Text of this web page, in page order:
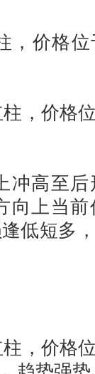
价格位
，价格
高至后
向上当
低短多
，价格